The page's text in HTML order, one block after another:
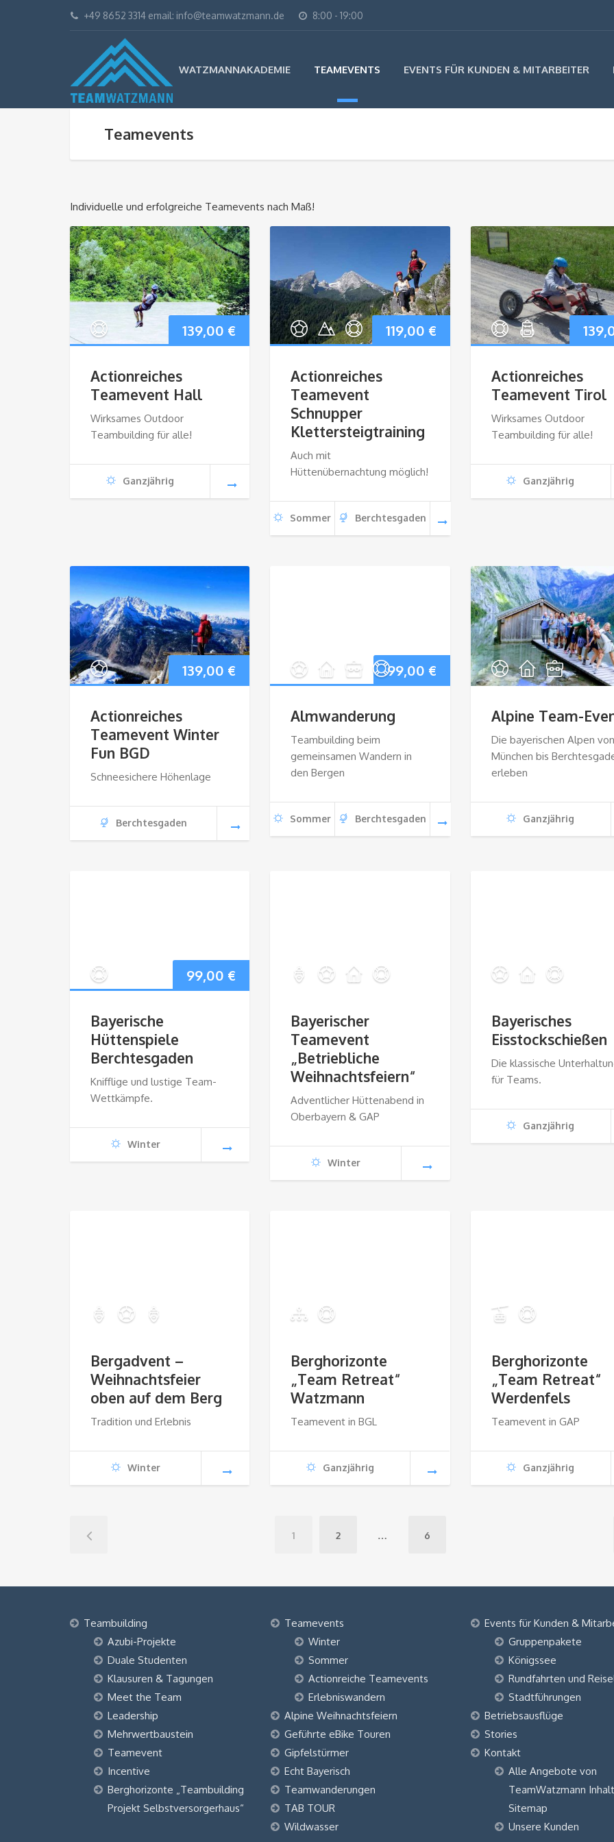
+49 8652 3314 email: info@teamwatzmann.de 8:00 - 19:00
WATZMANNAKADEMIE TEAMEVENTS EVENTS FÜR KUNDEN & MITARBEITER
Teamevents
Individuelle und erfolgreiche Teamevents nach Maß!
139,00 €
Actionreiches
Teamevent Hall
Wirksames Outdoor
Teambuilding für alle!
Ganzjährig
119,00 €
Actionreiches
Teamevent
Schnupper
Klettersteigtraining
Auch mit
Hüttenübernachtung möglich!
Sommer Berchtesgaden
Actionreiches
Teamevent Tirol
Wirksames Outdoor
Teambuilding für alle!
Ganzjährig
139,00 €
Actionreiches
Teamevent Winter
Fun BGD
Schneesichere Höhenlage
Berchtesgaden
99,00 €
Almwanderung
Teambuilding beim
gemeinsamen Wandern in
den Bergen
Sommer Berchtesgaden
Alpine Team-
Die bayerischen Alpen von
München bis
erleben
Ganzjährig
99,00 €
Bayerische
Hüttenspiele
Berchtesgaden
Knifflige und lustige Team-
Wettkämpfe.
Winter
Bayerischer
Teamevent
„Betriebliche
Weihnachtsfeiern“
Adventlicher Hüttenabend in
Oberbayern & GAP
Winter
Bayerisches
Eisstockschießen
Die klassische
für Teams.
Ganzjährig
Bergadvent –
Weihnachtsfeier
oben auf dem Berg
Tradition und Erlebnis
Winter
Berghorizonte
„Team Retreat“
Watzmann
Teamevent in BGL
Ganzjährig
Berghorizonte
„Team Retreat“
Werdenfels
Teamevent in GAP
Ganzjährig
1 2 … 6
Teambuilding
Azubi-Projekte
Duale Studenten
Klausuren & Tagungen
Meet the Team
Leadership
Mehrwertbaustein
Teamevent
Incentive
Berghorizonte „Teambuilding
Projekt Selbstversorgerhaus“
Teamevents
Winter
Sommer
Actionreiche Teamevents
Erlebniswandern
Alpine Weihnachtsfeiern
Geführte eBike Touren
Gipfelstürmer
Echt Bayerisch
Teamwanderungen
TAB TOUR
Wildwasser
Events für Kunden &
Gruppenpakete
Königssee
Rundfahrten und
Stadtführungen
Betriebsausflüge
Stories
Kontakt
Alle Angebote von
TeamWatzmann
Sitemap
Unsere Kunden